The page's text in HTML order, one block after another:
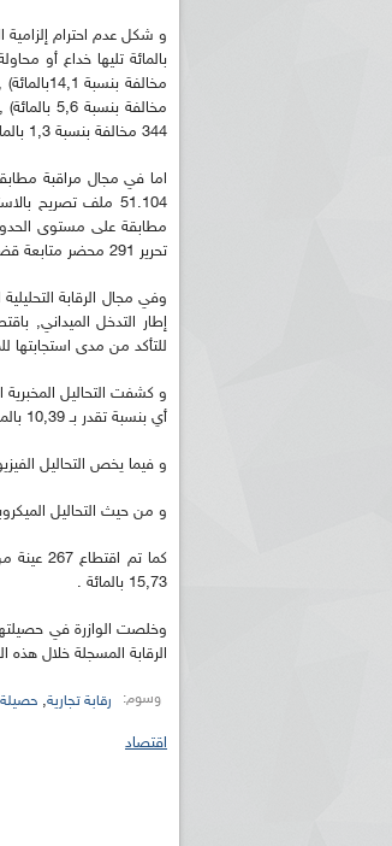
344 مخالفة بنسبة 1,3 بالمائة) ومخالفات أخرى( 148 مخالفة بنسبة 0,5 بالمائة).
اما في مجال مراقبة
تحرير 291 محضر متابعة قضائية ضد المتعاملين المخالفين.
وفي مجال الرقابة
إطار التدخل الميداني,
للتأكد من مدى استجابتها
أي بنسبة تقدر بـ 10,39 بالمائة .
و فيما يخص التحاليل الفيزيوكميائية, تم اقتطاع 3972 عينة ثبت
و من حيث التحاليل الميكروبيولوجية، تم أخد 3906 عينة, ثبت منها 411
15,73 بالمائة .
وخلصت الوازرة في حصيلتها
الرقابة المسجلة خلال
وسوم: رقابة تجارية, حصيلة
اقتصاد
بالصور...
حول مرافقة
الإذاعة الجزائرية للرياضيين البارالمبيين المتوجين